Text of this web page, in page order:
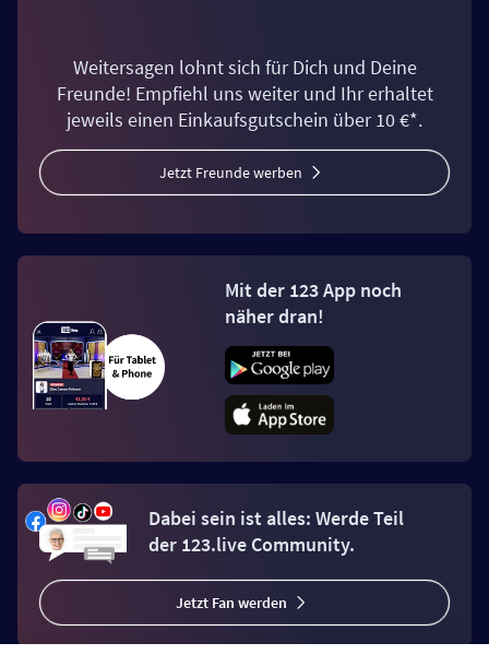
Weitersagen lohnt sich für Dich und Deine
Freunde! Empfiehl uns weiter und Ihr erhaltet
jeweils einen Einkaufsgutschein über 10 €*.
Jetzt Freunde werben
Mit der 123 App noch
näher dran!
Dabei sein ist alles: Werde Teil
der 123.live Community.
Jetzt Fan werden